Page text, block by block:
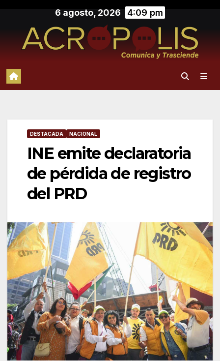
contenido
6 agosto, 2026 4:09 pm
DESTACADA NACIONAL
INE emite declaratoria
de pérdida de registro
del PRD